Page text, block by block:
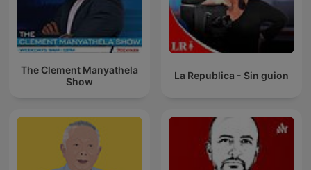
The Clement Manyathela
Show
La Republica - Sin guion